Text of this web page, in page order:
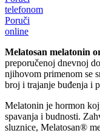
telefonom
Poruči
online
Melatosan melatonin
preporučenoj dnevnoj
njihovom primenom se
broj i trajanje buđenja i
Melatonin je hormon
spavanja i budnosti.
sluznice, Меlаtоsаn®